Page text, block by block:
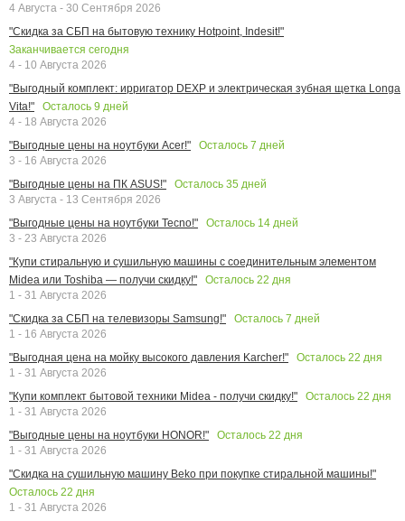
4 Августа - 30 Сентября 2026
"Скидка за СБП на бытовую технику Hotpoint, Indesit!"
Заканчивается сегодня
4 - 10 Августа 2026
"Выгодный комплект: ирригатор DEXP и электрическая зубная щетка Longa
Vita!"
Осталось 9 дней
4 - 18 Августа 2026
"Выгодные цены на ноутбуки Acer!"
Осталось 7 дней
3 - 16 Августа 2026
"Выгодные цены на ПК ASUS!"
Осталось 35 дней
3 Августа - 13 Сентября 2026
"Выгодные цены на ноутбуки Tecno!"
Осталось 14 дней
3 - 23 Августа 2026
"Купи стиральную и сушильную машины с соединительным элементом
Midea или Toshiba — получи скидку!"
Осталось 22 дня
1 - 31 Августа 2026
"Скидка за СБП на телевизоры Samsung!"
Осталось 7 дней
1 - 16 Августа 2026
"Выгодная цена на мойку высокого давления Karcher!"
Осталось 22 дня
1 - 31 Августа 2026
"Купи комплект бытовой техники Midea - получи скидку!"
Осталось 22 дня
1 - 31 Августа 2026
"Выгодные цены на ноутбуки HONOR!"
Осталось 22 дня
1 - 31 Августа 2026
"Скидка на сушильную машину Beko при покупке стиральной машины!"
Осталось 22 дня
1 - 31 Августа 2026